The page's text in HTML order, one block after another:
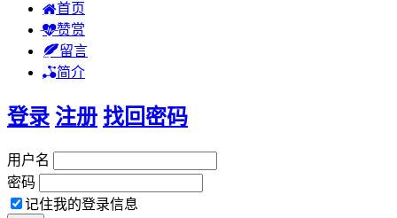
首页
赞赏
留言
简介
登录 注册 找回密码
用户名
密码
记住我的登录信息